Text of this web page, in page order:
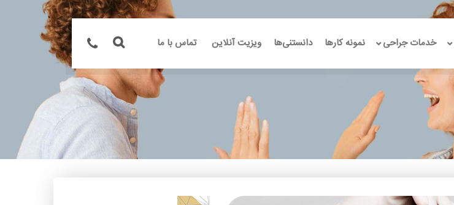
خدمات جراحی نمونه کارها دانستنی‌ها ویزیت آنلاین تماس با ما